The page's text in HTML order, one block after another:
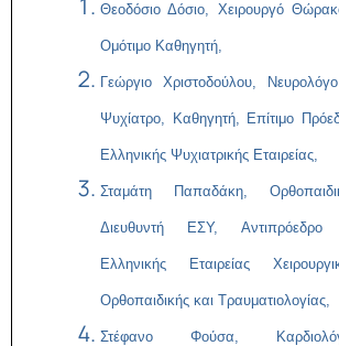
Θεοδόσιο Δόσιο, Χειρουργό
Ομότιμο Καθηγητή,
Γεώργιο Χριστοδούλου,
Ψυχίατρο, Καθηγητή, Επίτιμο
Ελληνικής Ψυχιατρικής Εταιρείας,
Σταμάτη Παπαδάκη,
Διευθυντή ΕΣΥ, Αντιπρόεδρο
Ελληνικής Εταιρείας
Ορθοπαιδικής και Τραυματιολογίας,
Στέφανο Φούσα,